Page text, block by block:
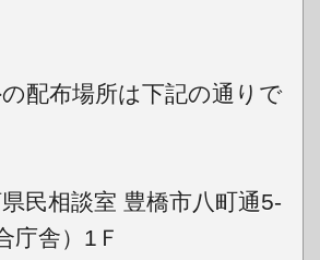
配布場所は下記の通りで
民相談室 豊橋市八町通5-
庁舎）1Ｆ